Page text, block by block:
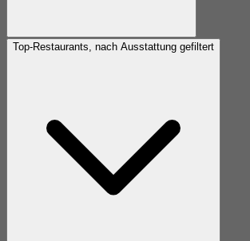
Top-Restaurants, nach Ausstattung gefiltert